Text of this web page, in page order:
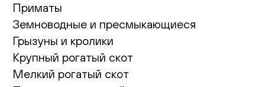
Приматы
Земноводные и пресмыкающиеся
Грызуны и кролики
Крупный рогатый скот
Мелкий рогатый скот